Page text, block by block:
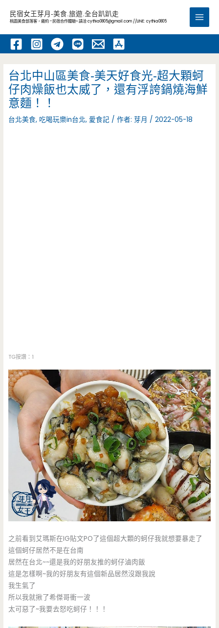
內
民宿女王芽月-美食.旅遊.全台趴趴走
桃園美食部落客，邀約 -民宿合作體驗~ 請洽cythia0805@gmail.com //LINE: cythia0805
Main
台北中山區美食-美天好食光-超大顆蚵
仔肉燥飯也太威了，還有浮誇鍋燒海鮮
意麵！！
台北美食, 吃喝玩樂in台北, 愛食記 / 作者:芽月 /2022-05-18
TG按讚：1
之前看到艾瑪斯在IG貼文PO了這個超大顆的蚵仔我就想要暴走了
這個蚵仔居然不是在台南
居然在台北~~還是我的好朋友推的蚵仔滷肉飯
這是怎樣啊~我的好朋友有這個新品居然沒跟我說
我生氣了
所以我就揪了希傑哥衝一波
太可惡了~我要去怒吃蚵仔！！！